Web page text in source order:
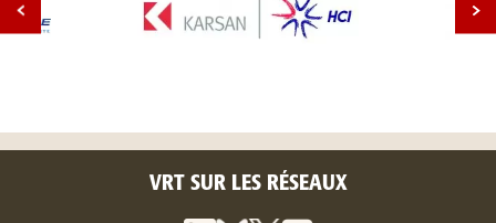
VRT SUR LES RÉSEAUX